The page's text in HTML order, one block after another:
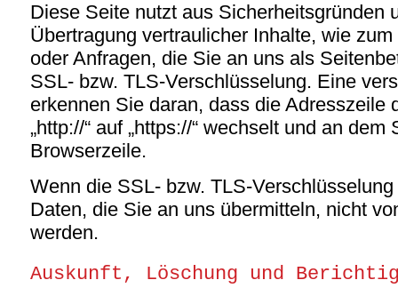
Diese Seite nutzt aus Sicherheitsgründen
Übertragung vertraulicher Inhalte, wie
oder Anfragen, die Sie an uns als
SSL- bzw. TLS-Verschlüsselung. Eine
erkennen Sie daran, dass die Adresszeile
„http://“ auf „https://“ wechselt und an
Browserzeile.
Wenn die SSL- bzw. TLS-
Daten, die Sie an uns übermitteln, nicht
werden.
Auskunft, Löschung und